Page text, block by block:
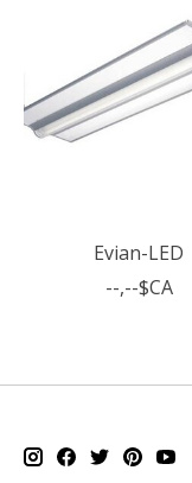
Evian-LED
--,--$CA